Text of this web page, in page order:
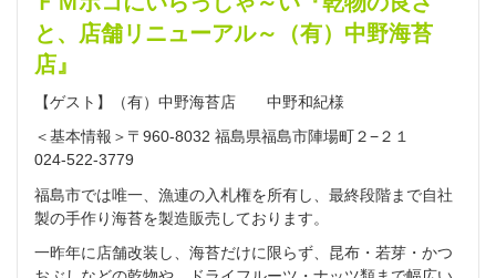
と、店舗リニューアル～（有）中野海苔
店』
【ゲスト】（有）中野海苔店 中野和紀様
＜基本情報＞〒960-8032 福島県福島市陣場町２−２１
024-522-3779
福島市では唯一、漁連の入札権を所有し、最終段階まで自社
製の手作り海苔を製造販売しております。
一昨年に店舗改装し、海苔だけに限らず、昆布・若芽・かつ